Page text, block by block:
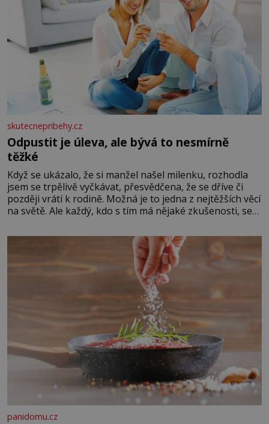
skutecnepribehy.cz
Odpustit je úleva, ale bývá to nesmírně
těžké
Když se ukázalo, že si manžel našel milenku, rozhodla
jsem se trpělivě vyčkávat, přesvědčena, že se dříve či
později vrátí k rodině. Možná je to jedna z nejtěžších věcí
na světě. Ale každý, kdo s tím má nějaké zkušenosti, se
Když se ke mně doneslo, že si manžel pořídil milenku,
panidomu.cz